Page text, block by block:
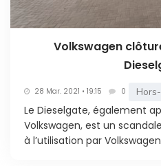
Volkswagen
28 Mar. 2021 • 19:15 0
Le Dieselgate, également
Volkswagen, est un
à l’utilisation par